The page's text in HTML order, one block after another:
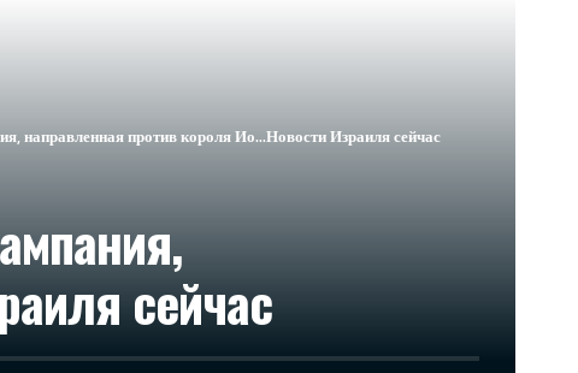
направленная против короля Ио…​Новости Израиля сейчас
сейчас